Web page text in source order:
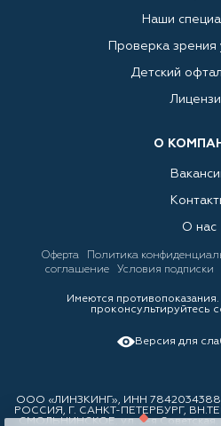
Наши
Проверка зрения
Детский
О
О нас
Оферта Политика
соглашение
Условия подписки
Имеются
проконсультируйтесь
Версия для
ООО «ЛИНЗКИНГ», ИНН 7842034388,
РОССИЯ, Г. САНКТ-ПЕТЕРБУРГ,
СМОЛЬНИНСКОЕ, ул. 3-я Советская,